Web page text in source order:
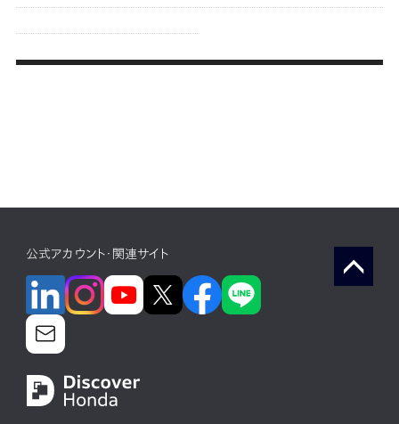
公式アカウント・関連サイト